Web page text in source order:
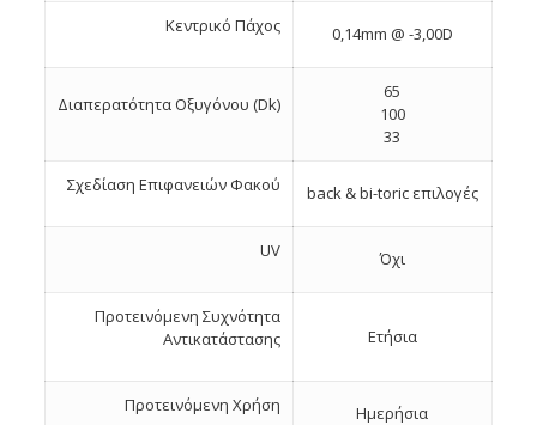
Κεντρικό Πάχος 0,14mm @ -3,00D
Διαπερατότητα Οξυγόνου (Dk)
65
100
33
Σχεδίαση Eπιφανειών Φακού back & bi-toric επιλογές
UV Όχι
Προτεινόμενη Συχνότητα
Αντικατάστασης
Ετήσια
Προτεινόμενη Χρήση Ημερήσια